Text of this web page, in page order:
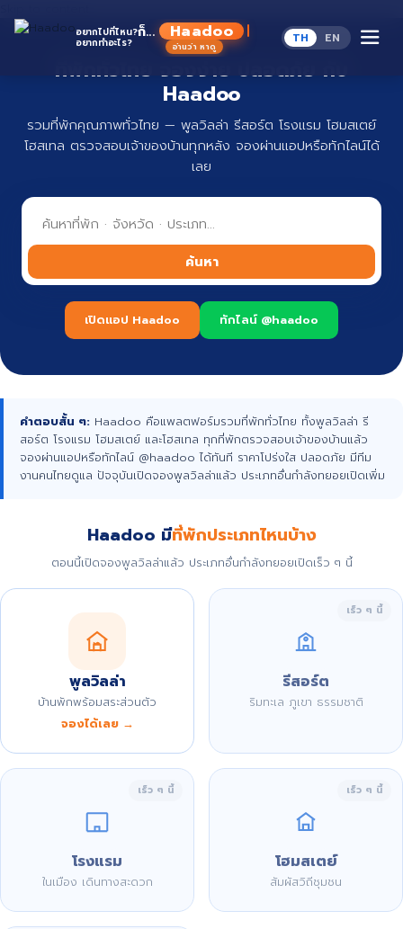
อยากไปที่ไหน?
อยากทำอะไร?
ก็... Haadoo
อ่านว่า หาดู
TH EN
ที่พักทั่วไทย จองง่าย ปลอดภัย กับ
Haadoo
รวมที่พักคุณภาพทั่วไทย — พูลวิลล่า รีสอร์ต โรงแรม โฮมสเตย์
โฮสเทล ตรวจสอบเจ้าของบ้านทุกหลัง จองผ่านแอปหรือทักไลน์ได้
เลย
ค้นหา
เปิดแอป Haadoo ทักไลน์ @haadoo
คำตอบสั้น ๆ: Haadoo คือแพลตฟอร์มรวมที่พักทั่วไทย ทั้งพูลวิลล่า รี
สอร์ต โรงแรม โฮมสเตย์ และโฮสเทล ทุกที่พักตรวจสอบเจ้าของบ้านแล้ว
จองผ่านแอปหรือทักไลน์ @haadoo ได้ทันที ราคาโปร่งใส ปลอดภัย มีทีม
งานคนไทยดูแล ปัจจุบันเปิดจองพูลวิลล่าแล้ว ประเภทอื่นกำลังทยอยเปิดเพิ่ม
Haadoo มีที่พักประเภทไหนบ้าง
ตอนนี้เปิดจองพูลวิลล่าแล้ว ประเภทอื่นกำลังทยอยเปิดเร็ว ๆ นี้
พูลวิลล่า
บ้านพักพร้อมสระส่วนตัว
จองได้เลย →
เร็ว ๆ นี้
รีสอร์ต
ริมทะเล ภูเขา ธรรมชาติ
เร็ว ๆ นี้
โรงแรม
ในเมือง เดินทางสะดวก
เร็ว ๆ นี้
โฮมสเตย์
สัมผัสวิถีชุมชน